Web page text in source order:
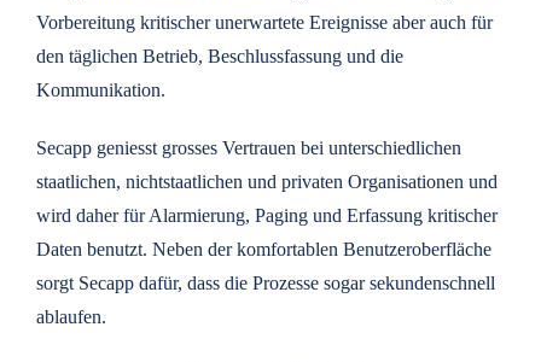
Vorbereitung kritischer unerwartete Ereignisse aber auch für
den täglichen Betrieb, Beschlussfassung und die
Kommunikation.
Secapp geniesst grosses Vertrauen bei unterschiedlichen
staatlichen, nichtstaatlichen und privaten Organisationen und
wird daher für Alarmierung, Paging und Erfassung kritischer
Daten benutzt. Neben der komfortablen Benutzeroberfläche
sorgt Secapp dafür, dass die Prozesse sogar sekundenschnell
ablaufen.